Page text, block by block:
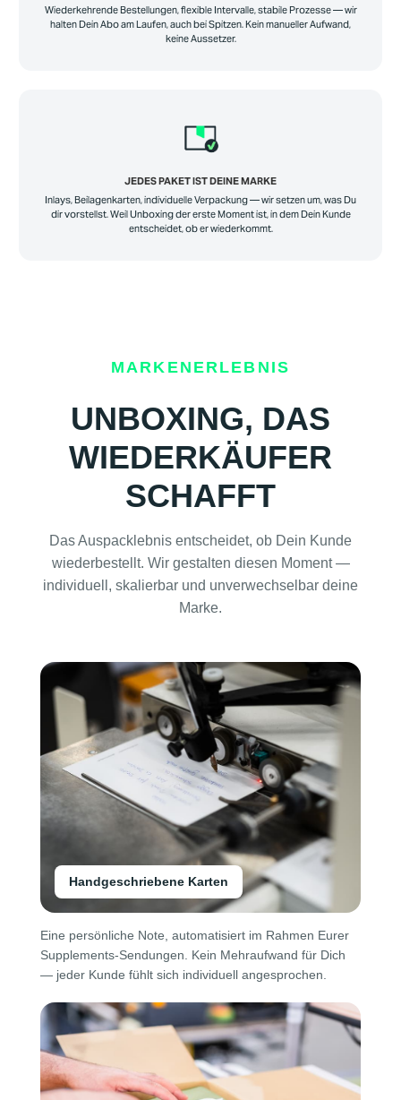
Wiederkehrende Bestellungen, flexible Intervalle, stabile Prozesse — wir
halten Dein Abo am Laufen, auch bei Spitzen. Kein manueller Aufwand,
keine Aussetzer.
JEDES PAKET IST DEINE MARKE
Inlays, Beilagenkarten, individuelle Verpackung — wir setzen um, was Du
dir vorstellst. Weil Unboxing der erste Moment ist, in dem Dein Kunde
entscheidet, ob er wiederkommt.
MARKENERLEBNIS
UNBOXING, DAS
WIEDERKÄUFER
SCHAFFT
Das Auspacklebnis entscheidet, ob Dein Kunde
wiederbestellt. Wir gestalten diesen Moment —
individuell, skalierbar und unverwechselbar deine
Marke.
Handgeschriebene Karten
Eine persönliche Note, automatisiert im Rahmen Eurer
Supplements-Sendungen. Kein Mehraufwand für Dich
— jeder Kunde fühlt sich individuell angesprochen.